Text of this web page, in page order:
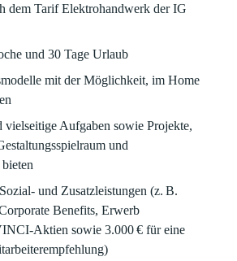
dem Tarif Elektrohandwerk der IG
und 30 Tage Urlaub
mit der Möglichkeit, im Home
vielseitige Aufgaben sowie Projekte,
und
und Zusatzleistungen (z. B.
Benefits, Erwerb
Aktien sowie 3.000 € für eine